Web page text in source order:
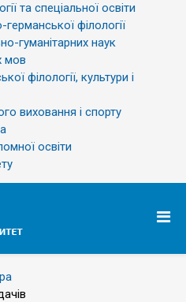
та спеціальної освіти
філології
гуманітарних наук
мов
філології, культури і
виховання і спорту
освіти